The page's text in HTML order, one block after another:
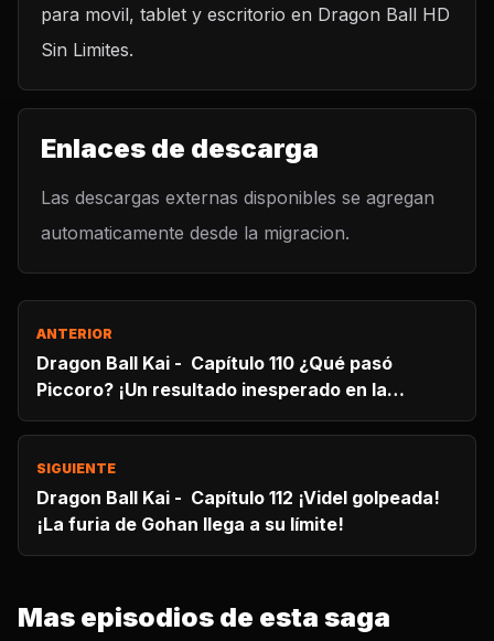
para movil, tablet y escritorio en Dragon Ball HD
Sin Limites.
Enlaces de descarga
Las descargas externas disponibles se agregan
automaticamente desde la migracion.
ANTERIOR
Dragon Ball Kai - Capítulo 110 ¿Qué pasó
Piccoro? ¡Un resultado inesperado en la
primera ronda!
SIGUIENTE
Dragon Ball Kai - Capítulo 112 ¡Videl golpeada!
¡La furia de Gohan llega a su límite!
Mas episodios de esta saga